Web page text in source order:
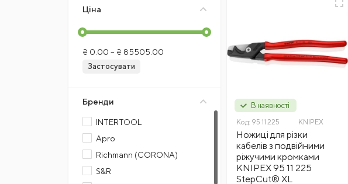
Ціна
₴ 0.00 – ₴ 85505.00
Застосувати
Бренди
INTERTOOL
Apro
Richmann (CORONA)
S&R
В наявності
Код: 95 11 225 KNIPEX
Ножиці для різки
кабелів з подвійними
ріжучими кромками
KNIPEX 95 11 225
StepCut® XL